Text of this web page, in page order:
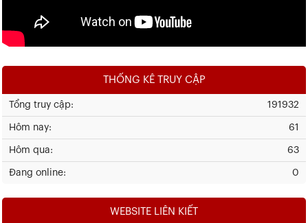
THỐNG KÊ TRUY CẬP
191932
Tổng truy cập:
61
Hôm nay:
63
Hôm qua:
0
Đang online:
WEBSITE LIÊN KIẾT